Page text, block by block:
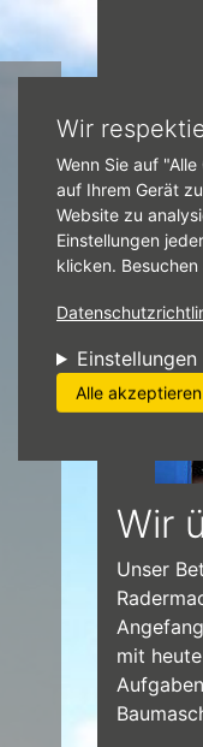
Wir
Wenn Sie auf
auf Ihrem Gerät
Website zu
Einstellungen
klicken.
Einstellungen
Alle akzeptieren
Wir
Unser
mit